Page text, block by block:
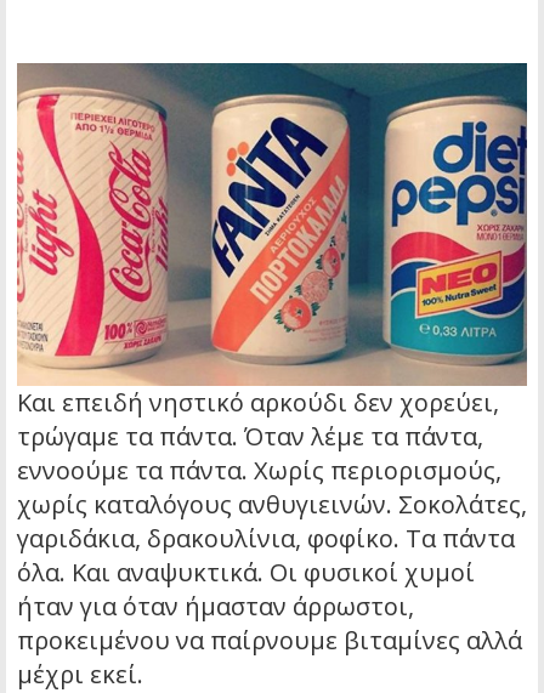
Και επειδή νηστικό αρκούδι δεν χορεύει,
τρώγαμε τα πάντα. Όταν λέμε τα πάντα,
εννοούμε τα πάντα. Χωρίς περιορισμούς,
χωρίς καταλόγους ανθυγιεινών. Σοκολάτες,
γαριδάκια, δρακουλίνια, φοφίκο. Τα πάντα
όλα. Και αναψυκτικά. Οι φυσικοί χυμοί
ήταν για όταν ήμασταν άρρωστοι,
προκειμένου να παίρνουμε βιταμίνες αλλά
μέχρι εκεί.